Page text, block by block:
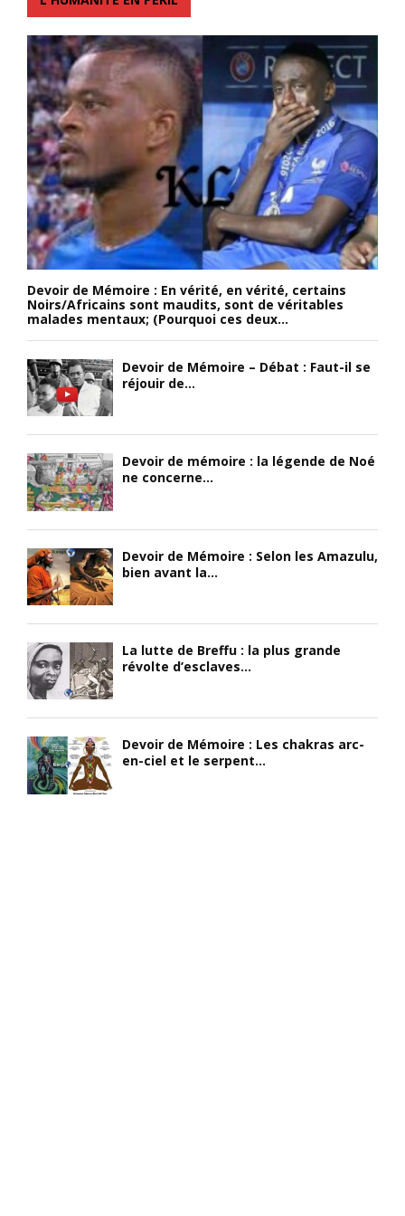
Devoir de Mémoire : En vérité, en vérité, certains
Noirs/Africains sont maudits, sont de véritables
malades mentaux; (Pourquoi ces deux...
Devoir de Mémoire – Débat : Faut-il se
réjouir de...
Devoir de mémoire : la légende de Noé
ne concerne...
Devoir de Mémoire : Selon les Amazulu,
bien avant la...
La lutte de Breffu : la plus grande
révolte d’esclaves...
Devoir de Mémoire : Les chakras arc-
en-ciel et le serpent...